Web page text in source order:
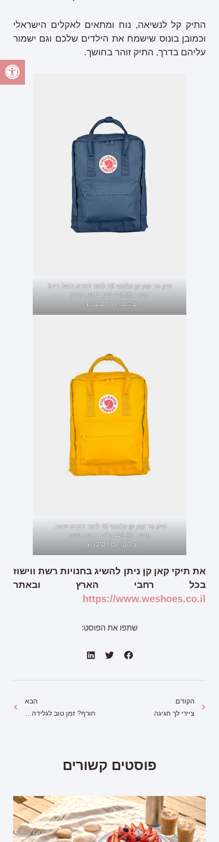
התיק קל לנשיאה, נוח ומתאים לאקלים הישראלי
וכמובן בונוס שישמח את הילדים שלכם וגם ישמור
עליהם בדרך, התיק זוהר בחושך.
תיק גב קאן קן קלאסי 16 ליטר בצבע כחול רידג'
מחיר: 449.90 שח ברשת ווישוז
צילום: עמירם בן שי.
תיק גב קאן קן קלאסי 16 ליטר בצבע צהוב.
מחיר: 449.90 ש"ח ברשת ווישוז
צילום: עמירם בן שי .
את תיקי קאן קן ניתן להשיג בחנויות רשת ווישוז
בכל רחבי הארץ ובאתר
https://www.weshoes.co.il
שתפו את הפוסט:
הקודם
ציירי לך חגיגה
הבא
חורף? זמן טוב לגלידה…
פוסטים קשורים